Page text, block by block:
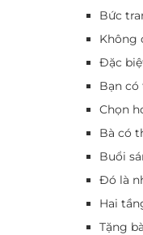
Bức
Không
Đặc
Bạn
Chọn
Bà có
Buổi
Đó là
Hai
Tặng